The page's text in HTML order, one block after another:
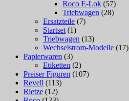
Roco E-Lok (57)
Triebwagen (28)
Ersatzteile (7)
Startset (1)
Triebwagen (13)
Wechselstrom-Modelle (17)
Papierwaren (3)
Etiketten (2)
Preiser Figuren (107)
Revell (113)
Rietze (12)